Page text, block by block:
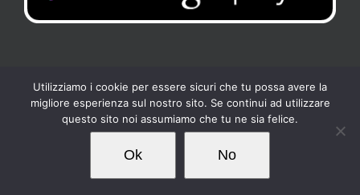
Copyright 2017 Tennis Club Kipling | All Rights Reserved |Privacy
Cookies| Powered byLoto Servizi
FacebookInstagram
Utilizziamo i cookie per essere sicuri che tu possa avere la
migliore esperienza sul nostro sito. Se continui ad utilizzare
questo sito noi assumiamo che tu ne sia felice.
Ok No